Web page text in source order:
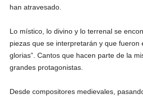
han atravesado.
Lo místico, lo divino y lo terrenal se
piezas que se interpretarán y que fueron
glorias”. Cantos que hacen parte de la
grandes protagonistas.
Desde compositores medievales,